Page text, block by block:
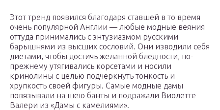
Этот тренд появился благодаря ставшей в то время
очень популярной Англии — любые модные веяния
оттуда принимались с энтузиазмом русскими
барышнями из высших сословий. Они изводили себя
диетами, чтобы достичь желанной бледности, по-
прежнему утягивались корсетами и носили
кринолины с целью подчеркнуть тонкость и
хрупкость своей фигуры. Самые модные дамы
повязывали на шею банты и подражали Виолетте
Валери из «Дамы с камелиями».